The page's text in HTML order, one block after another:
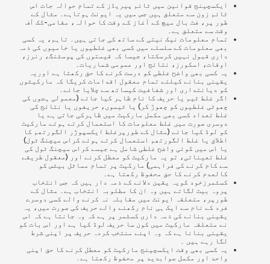
ایکسچینج قوانین میں ٹائم پیریڈز کے تمام حوالہ جات اس
ٹائم زون سے متعلق ہیں جس میں یہ ایونٹ ہوتاہے۔ مثال کے
طور پر، فٹ بال میچ کے آغاز کے وقت کا حوالہ، مقامی-کک آف
وقت سے متعلق ہے۔
تمام معلومات نیک نیتی کے ساتھ کی جاتی ہیں۔ تاہم، یہ کسی
بھی معلومات کے سلسلے میں کسی بھی غلطیوں یا خامیوں کی ذمہ
داری قبول نہیں کرسکتا، جیسا کہ قیمتوں کی پوسٹنگ، رنرز،
اوقات، اسکورز، نتائج اور عمومی شماریات۔
یہ کسی بھی واضح غلطی کو درست کرنے کا حق رکھتا ہے اوریہ
یقینی بنانے کیلئے تمام معقول اقدامات کریگا کہ مارکیٹوں
کو دیانتداری اور شفافیت کیساتھ سے چلایا جائے۔
اگر غلط ٹیم یا حریف کا نام ظاہر کیا جائے (معمولی ہجوں کی
چھوٹی غلطیوں کو چھوڑ کر) یا ٹیموں، حریفوں یا نتائج کی
غلط تعداد کسی بھی مکمل مارکیٹ میں ظاہرکی جاتی ہے یا
دوسری صورت میں غلط معلومات کا استعمال کرتے ہوئے مارکیٹ
کو لوڈ کیا جائے (مثال کے طورپرغلط ایکسپوژر الگورتھم کا
اطلاق یا غلط الگورتھم استعمال کرتے ہوئے کراس میچنگ ٹول)
یا اس میں کوئی واضح غلطی شامل ہے جیسے کراس میچنگ ٹول کی
غلط تعیناتی، تو یہ مارکیٹ کو معطل کرنے اور (معقول طریقے
سے کام کرنے کی فراہمی) مارکیٹ پر تمام مماثل بیٹس کو
کالعدم کرنے کا حق محفوظ رکھتا ہے۔
کسٹمرزخود کویہ یقین دلانے کے ذمہ دار ہیں کہ جس انتخاب
پروہ بیٹ لگاتے ہیں وہ ان کا مطلوبہ انتخاب ہے۔ مثال کے
طورپر، متعلقہ ایونٹ میں مقابلہ نہ کرنے والے کسی دوسرے
فرد کے نام سے ایک ہی نام رکھنے والے حریف کی صورت میں، یہ
یقینی بنانے کی ذمہ داری کسٹمر پر ہے کہ وہ جانتا ہے کہ اس
نے متعلقہ مارکیٹ میں کون سا حریف لوڈ کیا ہے اور اس بات کو
یقینی بنانا ہے کہ وہ اپنے منتخب کردہ حریف پر اپنی شرط
لگا رہے ہیں ۔
یہ کسی بھی وقت ایکسچینج مارکیٹ کو معطل کرنے کا حق اپنی
واحد اور مکمل صوابدید پر محفوظ رکھتا ہے۔